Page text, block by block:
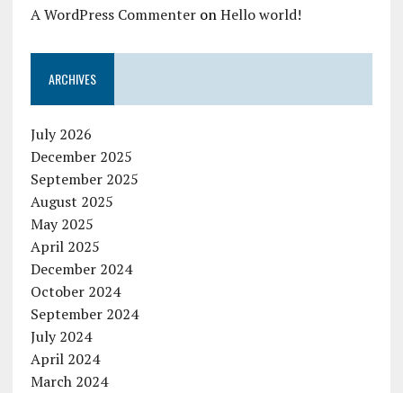
A WordPress CommenteronHello world!
ARCHIVES
July 2026
December 2025
September 2025
August 2025
May 2025
April 2025
December 2024
October 2024
September 2024
July 2024
April 2024
March 2024